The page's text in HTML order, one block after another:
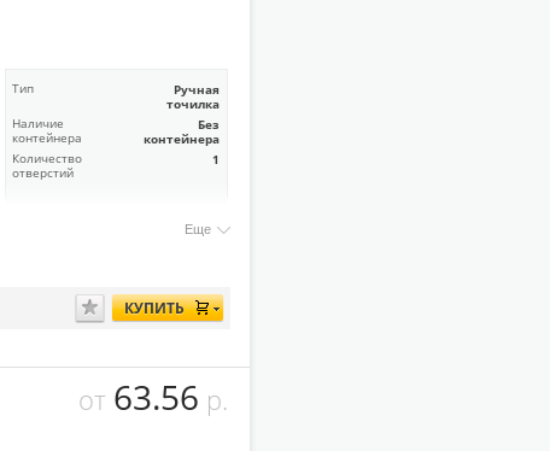
Тип
Ручная
точилка
Наличие
контейнера
Без
контейнера
Количество
отверстий
1
Еще
КУПИТЬ
от 63.56 р.